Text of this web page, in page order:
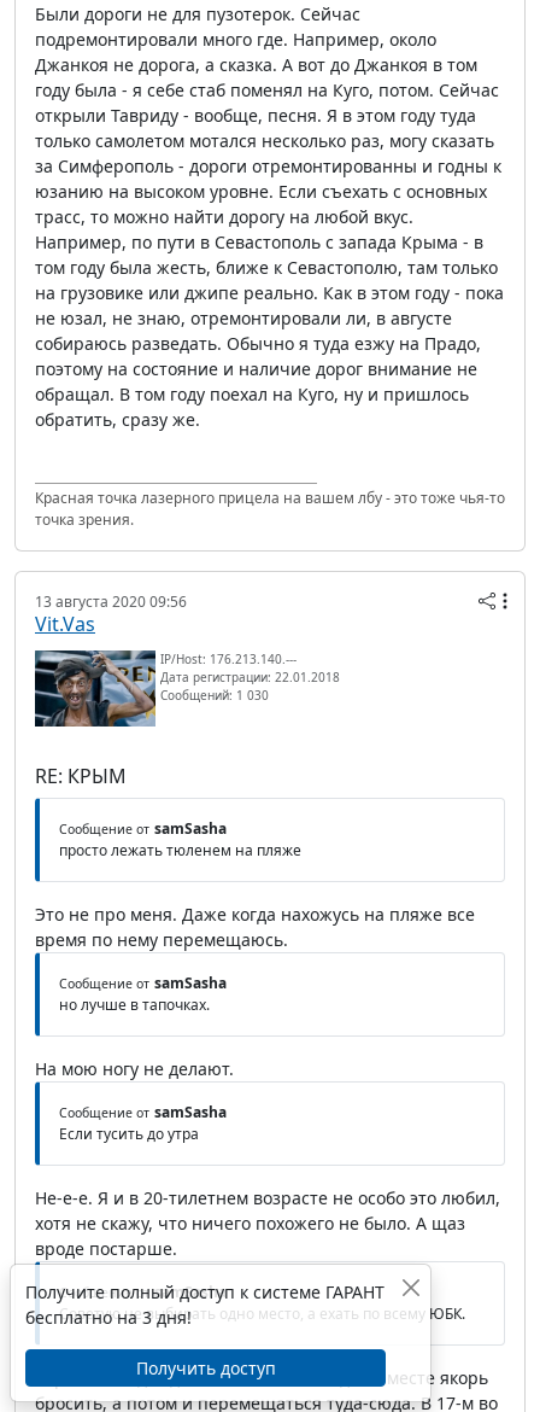
Были дороги не для пузотерок. Сейчас
подремонтировали много где. Например, около
Джанкоя не дорога, а сказка. А вот до Джанкоя в том
году была - я себе стаб поменял на Куго, потом. Сейчас
открыли Тавриду - вообще, песня. Я в этом году туда
только самолетом мотался несколько раз, могу сказать
за Симферополь - дороги отремонтированны и годны к
юзанию на высоком уровне. Если съехать с основных
трасс, то можно найти дорогу на любой вкус.
Например, по пути в Севастополь с запада Крыма - в
том году была жесть, ближе к Севастополю, там только
на грузовике или джипе реально. Как в этом году - пока
не юзал, не знаю, отремонтировали ли, в августе
собираюсь разведать. Обычно я туда езжу на Прадо,
поэтому на состояние и наличие дорог внимание не
обращал. В том году поехал на Куго, ну и пришлось
обратить, сразу же.
Красная точка лазерного прицела на вашем лбу - это тоже чья-то
точка зрения.
13 августа 2020 09:56
Vit.Vas
IP/Host: 176.213.140.---
Дата регистрации: 22.01.2018
Сообщений: 1 030
RE: КРЫМ
Сообщение от samSasha
просто лежать тюленем на пляже
Это не про меня. Даже когда нахожусь на пляже все
время по нему перемещаюсь.
Сообщение от samSasha
но лучше в тапочках.
На мою ногу не делают.
Сообщение от samSasha
Если тусить до утра
Не-е-е. Я и в 20-тилетнем возрасте не особо это любил,
хотя не скажу, что ничего похожего не было. А щаз
вроде постарше.
Сообщение от samSasha
Советую не выбирать одно место, а ехать по всему ЮБК.
Хороший вид отдыха, но хочется в одном месте якорь
бросить, а потом и перемещаться туда-сюда. В 17-м во
Получите полный доступ к системе ГАРАНТ
бесплатно на 3 дня!
Получить доступ